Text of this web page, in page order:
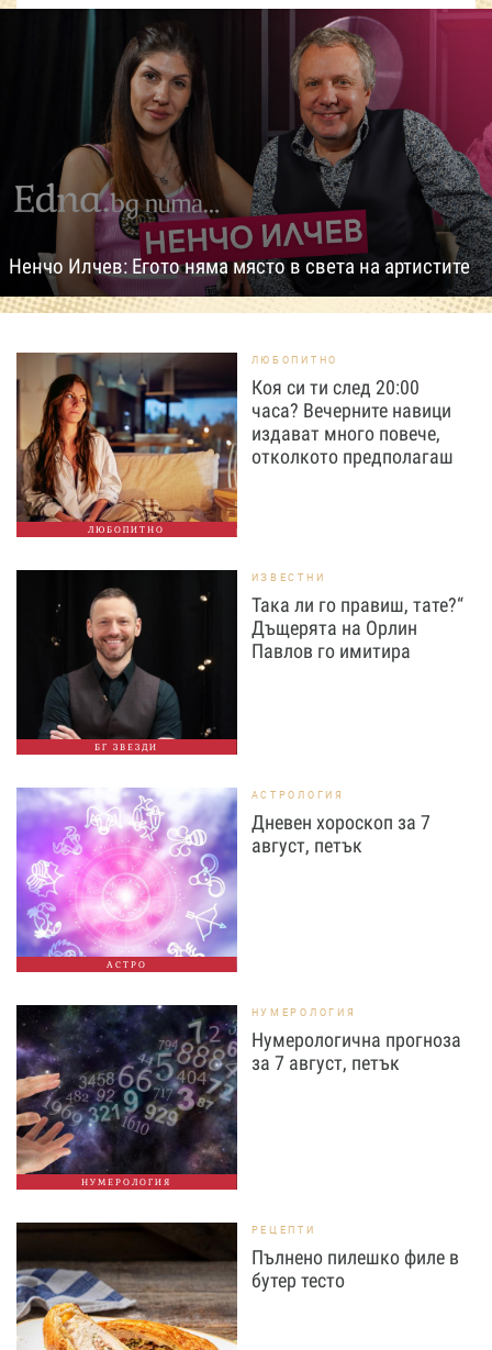
Ненчо Илчев: Егото няма място в света на артистите
ЛЮБОПИТНО
ЛЮБОПИТНО
Коя си ти след 20:00
часа? Вечерните навици
издават много повече,
отколкото предполагаш
БГ ЗВЕЗДИ
ИЗВЕСТНИ
Така ли го правиш, тате?“
Дъщерята на Орлин
Павлов го имитира
АСТРО
АСТРОЛОГИЯ
Дневен хороскоп за 7
август, петък
НУМЕРОЛОГИЯ
НУМЕРОЛОГИЯ
Нумерологична прогноза
за 7 август, петък
РЕЦЕПТИ
Пълнено пилешко филе в
бутер тесто